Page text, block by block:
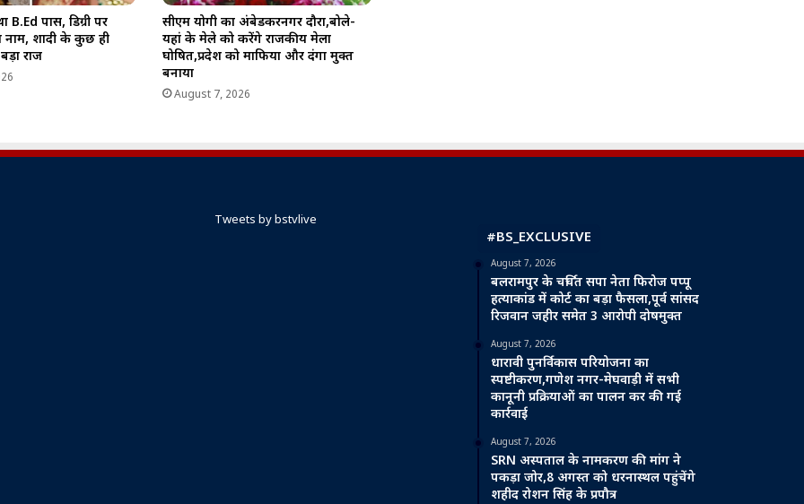
B.Ed पास, डिग्री पर
नाम, शादी के कुछ ही
राज
सीएम योगी का अंबेडकरनगर दौरा,बोले-
यहां के मेले को करेंगे राजकीय मेला
घोषित,प्रदेश को माफिया और दंगा मुक्त
बनाया
August 7, 2026
Tweets by bstvlive
#BS_EXCLUSIVE
August 7, 2026
बलरामपुर के चर्चित सपा नेता फिरोज पप्पू
हत्याकांड में कोर्ट का बड़ा फैसला,पूर्व सांसद
रिजवान जहीर समेत 3 आरोपी दोषमुक्त
August 7, 2026
धारावी पुनर्विकास परियोजना का
स्पष्टीकरण,गणेश नगर-मेघवाड़ी में सभी
कानूनी प्रक्रियाओं का पालन कर की गई
कार्रवाई
August 7, 2026
SRN अस्पताल के नामकरण की मांग ने
पकड़ा जोर,8 अगस्त को धरनास्थल पहुंचेंगे
शहीद रोशन सिंह के प्रपौत्र